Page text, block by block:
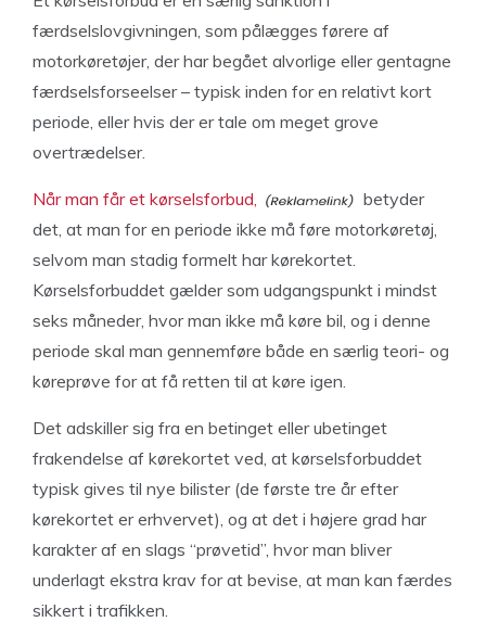
færdselslovgivningen, som pålægges førere af
motorkøretøjer, der har begået alvorlige eller gentagne
færdselsforseelser – typisk inden for en relativt kort
periode, eller hvis der er tale om meget grove
overtrædelser.
Når man får et kørselsforbud,
betyder
det, at man for en periode ikke må føre motorkøretøj,
selvom man stadig formelt har kørekortet.
Kørselsforbuddet gælder som udgangspunkt i mindst
seks måneder, hvor man ikke må køre bil, og i denne
periode skal man gennemføre både en særlig teori- og
køreprøve for at få retten til at køre igen.
Det adskiller sig fra en betinget eller ubetinget
frakendelse af kørekortet ved, at kørselsforbuddet
typisk gives til nye bilister (de første tre år efter
kørekortet er erhvervet), og at det i højere grad har
karakter af en slags “prøvetid”, hvor man bliver
underlagt ekstra krav for at bevise, at man kan færdes
sikkert i trafikken.